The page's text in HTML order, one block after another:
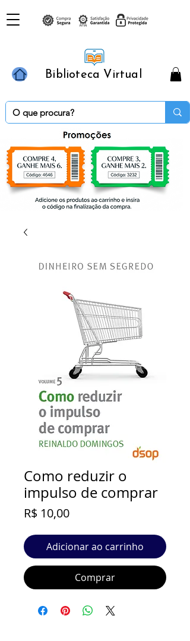
Biblioteca Virtual
Como reduzir o
impulso de comprar
R$ 10,00Preço
Adicionar ao carrinho
Comprar